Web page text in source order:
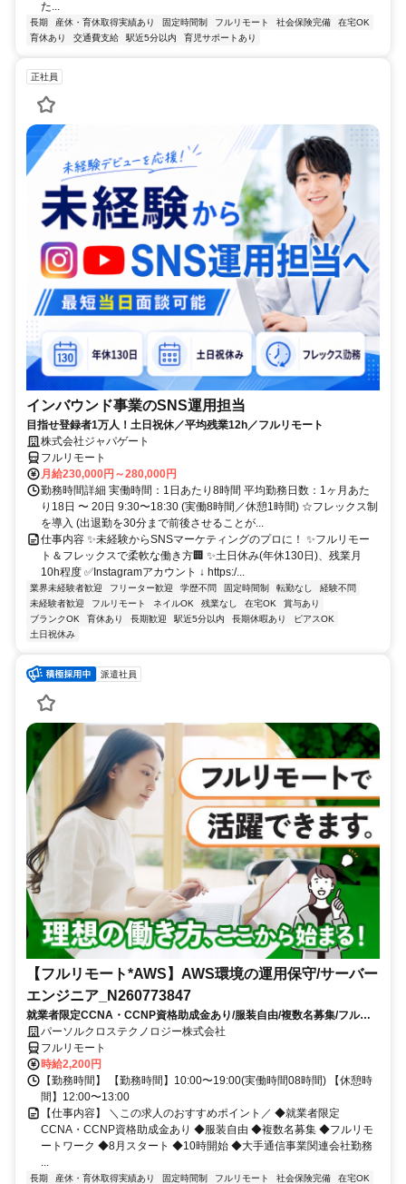
た...
長期 産休・育休取得実績あり 固定時間制 フルリモート 社会保険完備
在宅OK
育休あり
交通費支給 駅近5分以内 育児サポートあり
正社員
インバウンド事業のSNS運用担当
目指せ登録者1万人！土日祝休／平均残業12h／フルリモート
株式会社ジャパゲート
フルリモート
月給230,000円～280,000円
勤務時間詳細 実働時間：1日あたり8時間 平均勤務日数：1ヶ月あた
り18日 〜 20日 9:30〜18:30 (実働8時間／休憩1時間) ☆フレックス制
を導入 (出退勤を30分まで前後させることが...
仕事内容 ✨未経験からSNSマーケティングのプロに！ ✨フルリモー
ト＆フレックスで柔軟な働き方🏢 ✨土日休み(年休130日)、残業月
10h程度 ✅Instagramアカウント ↓ https:/...
業界未経験者歓迎 フリーター歓迎 学歴不問 固定時間制 転勤なし
経験不問
未経験者歓迎
フルリモート ネイルOK 残業なし 在宅OK
賞与あり
ブランクOK
育休あり 長期歓迎 駅近5分以内 長期休暇あり
ピアスOK
土日祝休み
派遣社員
【フルリモート*AWS】AWS環境の運用保守/サーバー
エンジニア_N260773847
就業者限定CCNA・CCNP資格助成金あり/服装自由/複数名募集/フルリ
モートワーク/8月スタート/10時開始/大手通信事業関連会社勤務
パーソルクロステクノロジー株式会社
フルリモート
時給2,200円
【勤務時間】 【勤務時間】10:00〜19:00(実働時間08時間) 【休憩時
間】12:00〜13:00
【仕事内容】 ＼この求人のおすすめポイント／ ◆就業者限定
CCNA・CCNP資格助成金あり ◆服装自由 ◆複数名募集 ◆フルリモ
ートワーク ◆8月スタート ◆10時開始 ◆大手通信事業関連会社勤務
長期 産休・育休取得実績あり 固定時間制 フルリモート 社会保険完備
在宅OK